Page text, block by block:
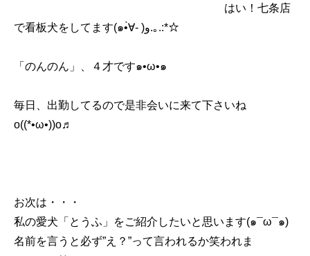
はい！七条店
で看板犬をしてます(๑•̀∀- )و.｡.:*☆
「のんのん」、４才です๑•ω•๑
毎日、出勤してるので是非会いに来て下さいね
o((*•ω•))o♬
お次は・・・
私の愛犬「とうふ」をご紹介したいと思います(๑¯ω¯๑)
名前を言うと必ず”え？”って言われるか笑われま